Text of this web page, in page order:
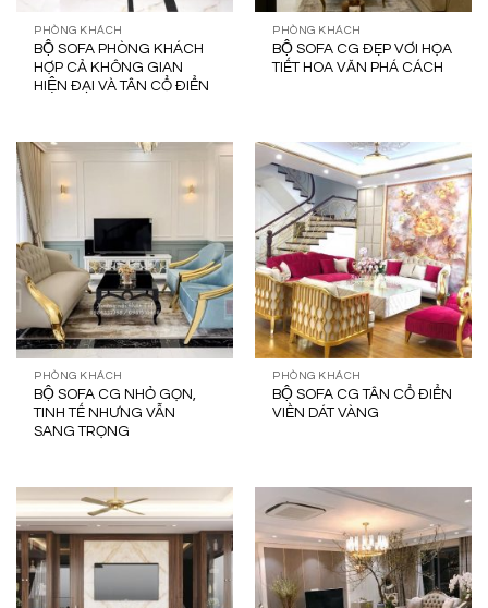
PHÒNG KHÁCH
BỘ SOFA PHÒNG KHÁCH
HỢP CẢ KHÔNG GIAN
HIỆN ĐẠI VÀ TÂN CỔ ĐIỂN
PHÒNG KHÁCH
BỘ SOFA CG ĐẸP VƠI HỌA
TIẾT HOA VĂN PHÁ CÁCH
PHÒNG KHÁCH
BỘ SOFA CG NHỎ GỌN,
TINH TẾ NHƯNG VẪN
SANG TRỌNG
PHÒNG KHÁCH
BỘ SOFA CG TÂN CỔ ĐIỂN
VIỀN DÁT VÀNG